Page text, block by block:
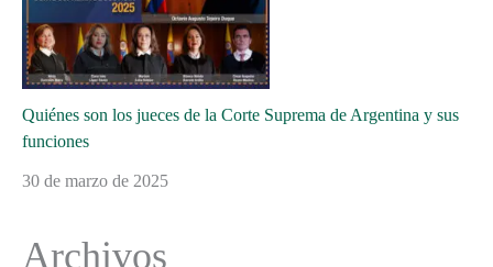
Quiénes son los jueces de la Corte Suprema de Argentina y sus
funciones
30 de marzo de 2025
Archivos